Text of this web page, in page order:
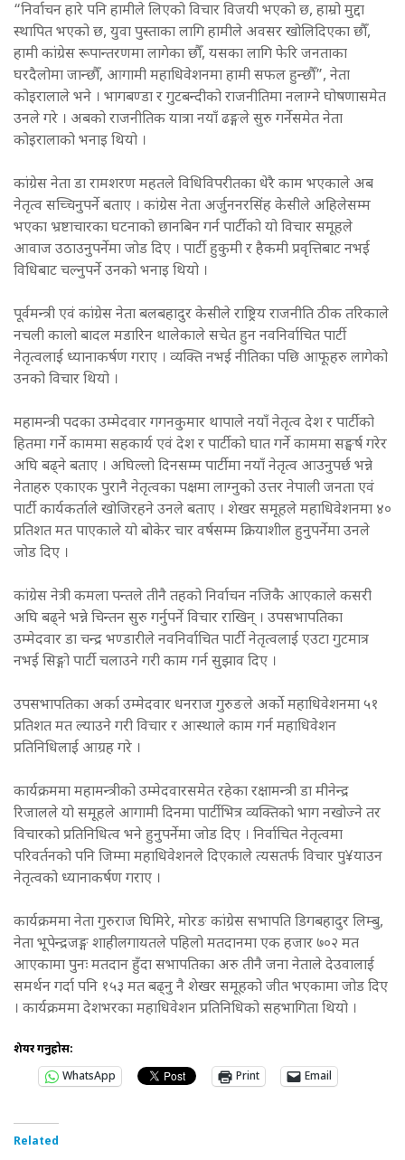
“निर्वाचन हारे पनि हामीले लिएको विचार विजयी भएको छ, हाम्रो मुद्दा
स्थापित भएको छ, युवा पुस्ताका लागि हामीले अवसर खोलिदिएका छौँ,
हामी कांग्रेस रूपान्तरणमा लागेका छौँ, यसका लागि फेरि जनताका
घरदैलोमा जान्छौँ, आगामी महाधिवेशनमा हामी सफल हुन्छौँ”, नेता
कोइरालाले भने । भागबण्डा र गुटबन्दीको राजनीतिमा नलाग्ने घोषणासमेत
उनले गरे । अबको राजनीतिक यात्रा नयाँ ढङ्गले सुरु गर्नेसमेत नेता
कोइरालाको भनाइ थियो ।
कांग्रेस नेता डा रामशरण महतले विधिविपरीतका धेरै काम भएकाले अब
नेतृत्व सच्चिनुपर्ने बताए । कांग्रेस नेता अर्जुननरसिंह केसीले अहिलेसम्म
भएका भ्रष्टाचारका घटनाको छानबिन गर्न पार्टीको यो विचार समूहले
आवाज उठाउनुपर्नेमा जोड दिए । पार्टी हुकुमी र हैकमी प्रवृत्तिबाट नभई
विधिबाट चल्नुपर्ने उनको भनाइ थियो ।
पूर्वमन्त्री एवं कांग्रेस नेता बलबहादुर केसीले राष्ट्रिय राजनीति ठीक तरिकाले
नचली कालो बादल मडारिन थालेकाले सचेत हुन नवनिर्वाचित पार्टी
नेतृत्वलाई ध्यानाकर्षण गराए । व्यक्ति नभई नीतिका पछि आफूहरु लागेको
उनको विचार थियो ।
महामन्त्री पदका उम्मेदवार गगनकुमार थापाले नयाँ नेतृत्व देश र पार्टीको
हितमा गर्ने काममा सहकार्य एवं देश र पार्टीको घात गर्ने काममा सङ्घर्ष गरेर
अघि बढ्ने बताए । अघिल्लो दिनसम्म पार्टीमा नयाँ नेतृत्व आउनुपर्छ भन्ने
नेताहरु एकाएक पुरानै नेतृत्वका पक्षमा लाग्नुको उत्तर नेपाली जनता एवं
पार्टी कार्यकर्ताले खोजिरहने उनले बताए । शेखर समूहले महाधिवेशनमा ४०
प्रतिशत मत पाएकाले यो बोकेर चार वर्षसम्म क्रियाशील हुनुपर्नेमा उनले
जोड दिए ।
कांग्रेस नेत्री कमला पन्तले तीनै तहको निर्वाचन नजिकै आएकाले कसरी
अघि बढ्ने भन्ने चिन्तन सुरु गर्नुपर्ने विचार राखिन् । उपसभापतिका
उम्मेदवार डा चन्द्र भण्डारीले नवनिर्वाचित पार्टी नेतृत्वलाई एउटा गुटमात्र
नभई सिङ्गो पार्टी चलाउने गरी काम गर्न सुझाव दिए ।
उपसभापतिका अर्का उम्मेदवार धनराज गुरुङले अर्को महाधिवेशनमा ५१
प्रतिशत मत ल्याउने गरी विचार र आस्थाले काम गर्न महाधिवेशन
प्रतिनिधिलाई आग्रह गरे ।
कार्यक्रममा महामन्त्रीको उम्मेदवारसमेत रहेका रक्षामन्त्री डा मीनेन्द्र
रिजालले यो समूहले आगामी दिनमा पार्टीभित्र व्यक्तिको भाग नखोज्ने तर
विचारको प्रतिनिधित्व भने हुनुपर्नेमा जोड दिए । निर्वाचित नेतृत्वमा
परिवर्तनको पनि जिम्मा महाधिवेशनले दिएकाले त्यसतर्फ विचार पु¥याउन
नेतृत्वको ध्यानाकर्षण गराए ।
कार्यक्रममा नेता गुरुराज घिमिरे, मोरङ कांग्रेस सभापति डिगबहादुर लिम्बु,
नेता भूपेन्द्रजङ्ग शाहीलगायतले पहिलो मतदानमा एक हजार ७०२ मत
आएकामा पुनः मतदान हुँदा सभापतिका अरु तीनै जना नेताले देउवालाई
समर्थन गर्दा पनि १५३ मत बढ्नु नै शेखर समूहको जीत भएकामा जोड दिए
। कार्यक्रममा देशभरका महाधिवेशन प्रतिनिधिको सहभागिता थियो ।
शेयर गर्नुहोस:
WhatsApp
Print Email
Related